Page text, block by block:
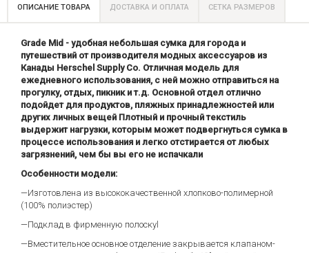
ОПИСАНИЕ ТОВАРА ДОСТАВКА И ОПЛАТА СЕТКА РАЗМЕРОВ
Grade Mid - удобная небольшая сумка для города и
путешествий от производителя модных аксессуаров из
Канады Herschel Supply Co. Отличная модель для
ежедневного использования, с ней можно отправиться на
прогулку, отдых, пикник и т.д. Основной отдел отлично
подойдет для продуктов, пляжных принадлежностей или
других личных вещей Плотный и прочный текстиль
выдержит нагрузки, которым может подвергнуться сумка в
процессе использования и легко отстирается от любых
загрязнений, чем бы вы его не испачкали
Особенности модели:
—Изготовлена из высококачественной хлопково-полимерной
(100% полиэстер)
—Подклад в фирменную полоскуl
—Вместительное основное отделение закрывается клапаном-